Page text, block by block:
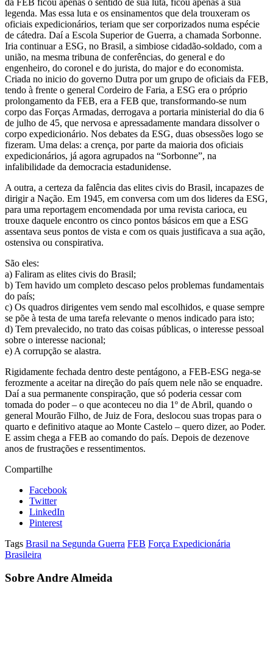
legenda. Mas essa luta e os ensinamentos que dela trouxeram os
oficiais expedicionários, teriam que ser corporizados numa espécie
de cátedra. Daí a Escola Superior de Guerra, a chamada Sorbonne.
Iria continuar a ESG, no Brasil, a simbiose cidadão-soldado, com a
união, na mesma tribuna de conferências, do general e do
engenheiro, do coronel e do jurista, do major e do economista.
Criada no inicio do governo Dutra por um grupo de oficiais da FEB,
tendo à frente o general Cordeiro de Faria, a ESG era o próprio
prolongamento da FEB, era a FEB que, transformando-se num
corpo das Forças Armadas, derrogava a portaria ministerial do dia 6
de julho de 45, que nervosa e apressadamente mandara dissolver o
corpo expedicionário. Nos debates da ESG, duas obsessões logo se
fizeram. Uma delas: a crença, por parte da maioria dos oficiais
expedicionários, já agora agrupados na “Sorbonne”, na
infalibilidade da democracia estadunidense.
A outra, a certeza da falência das elites civis do Brasil, incapazes de
dirigir a Nação. Em 1945, em conversa com um dos lideres da ESG,
para uma reportagem encomendada por uma revista carioca, eu
trouxe daquele encontro os cinco pontos básicos em que a ESG
assentava seus pontos de vista e com os quais justificava a sua ação,
ostensiva ou conspirativa.
São eles:
a) Faliram as elites civis do Brasil;
b) Tem havido um completo descaso pelos problemas fundamentais
do país;
c) Os quadros dirigentes vem sendo mal escolhidos, e quase sempre
se põe à testa de uma tarefa relevante o menos indicado para isto;
d) Tem prevalecido, no trato das coisas públicas, o interesse pessoal
sobre o interesse nacional;
e) A corrupção se alastra.
Rigidamente fechada dentro deste pentágono, a FEB-ESG nega-se
ferozmente a aceitar na direção do país quem nele não se enquadre.
Daí a sua permanente conspiração, que só poderia cessar com
tomada do poder – o que aconteceu no dia 1º de Abril, quando o
general Mourão Filho, de Juiz de Fora, deslocou suas tropas para o
quarto e definitivo ataque ao Monte Castelo – quero dizer, ao Poder.
E assim chega a FEB ao comando do país. Depois de dezenove
anos de frustrações e ressentimentos.
Compartilhe
Facebook
Twitter
LinkedIn
Pinterest
Tags Brasil na Segunda Guerra FEB Força Expedicionária
Brasileira
Sobre Andre Almeida